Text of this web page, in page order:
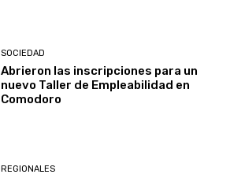
SOCIEDAD
Abrieron las inscripciones para un
nuevo Taller de Empleabilidad en
Comodoro
REGIONALES